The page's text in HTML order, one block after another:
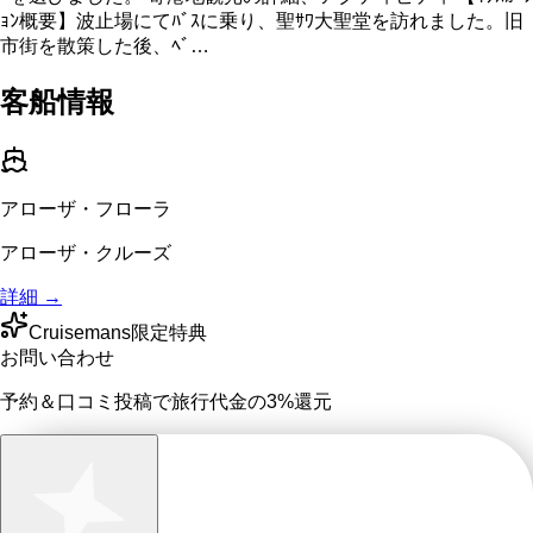
ｮﾝ概要】波止場にてﾊﾞｽに乗り、聖ｻﾜ大聖堂を訪れました。旧
市街を散策した後、ﾍﾞ…
客船情報
アローザ・フローラ
アローザ・クルーズ
詳細 →
Cruisemans限定特典
お問い合わせ
予約＆口コミ投稿で旅行代金の3%還元